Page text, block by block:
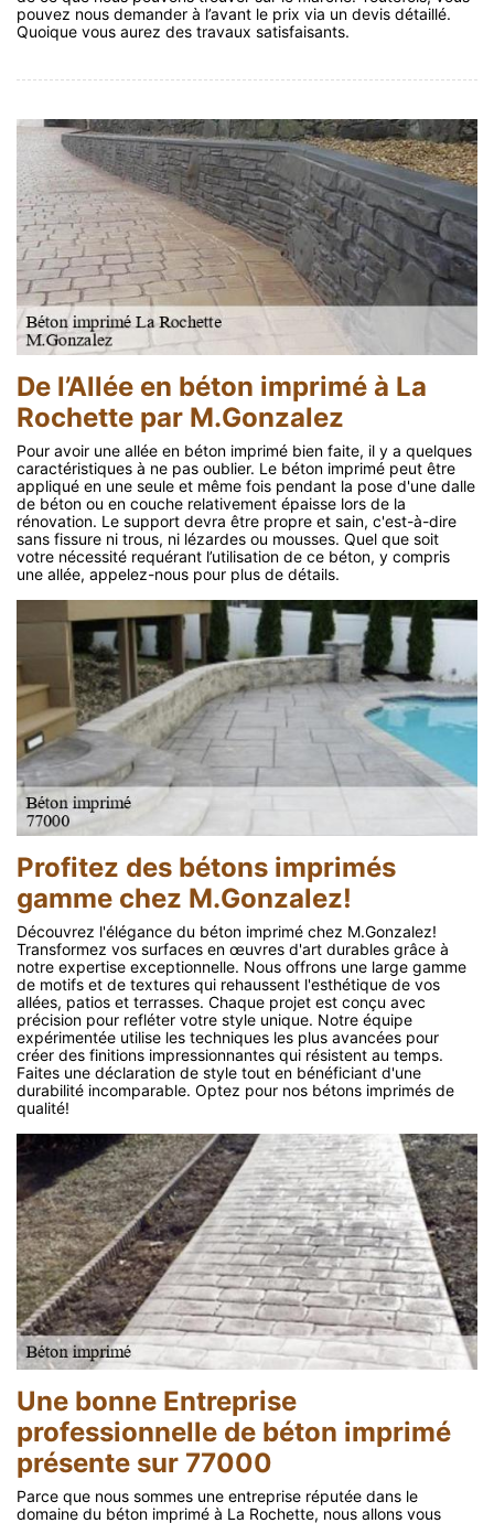
pouvez nous demander à l’avant le prix via un devis détaillé.
Quoique vous aurez des travaux satisfaisants.
De l’Allée en béton imprimé à La
Rochette par M.Gonzalez
Pour avoir une allée en béton imprimé bien faite, il y a quelques
caractéristiques à ne pas oublier. Le béton imprimé peut être
appliqué en une seule et même fois pendant la pose d'une dalle
de béton ou en couche relativement épaisse lors de la
rénovation. Le support devra être propre et sain, c'est-à-dire
sans fissure ni trous, ni lézardes ou mousses. Quel que soit
votre nécessité requérant l’utilisation de ce béton, y compris
une allée, appelez-nous pour plus de détails.
Profitez des bétons imprimés
gamme chez M.Gonzalez!
Découvrez l'élégance du béton imprimé chez M.Gonzalez!
Transformez vos surfaces en œuvres d'art durables grâce à
notre expertise exceptionnelle. Nous offrons une large gamme
de motifs et de textures qui rehaussent l'esthétique de vos
allées, patios et terrasses. Chaque projet est conçu avec
précision pour refléter votre style unique. Notre équipe
expérimentée utilise les techniques les plus avancées pour
créer des finitions impressionnantes qui résistent au temps.
Faites une déclaration de style tout en bénéficiant d'une
durabilité incomparable. Optez pour nos bétons imprimés de
qualité!
Une bonne Entreprise
professionnelle de béton imprimé
présente sur 77000
Parce que nous sommes une entreprise réputée dans le
domaine du béton imprimé à La Rochette, nous allons vous